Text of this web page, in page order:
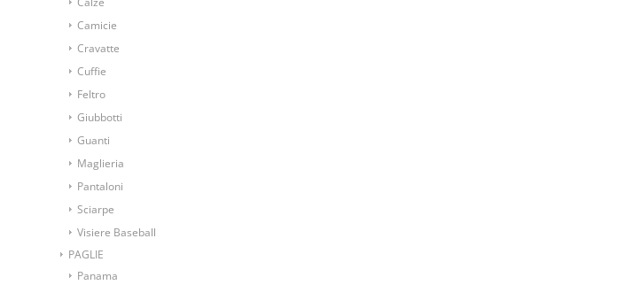
Camicie
Cravatte
Cuffie
Feltro
Giubbotti
Guanti
Maglieria
Pantaloni
Sciarpe
Visiere Baseball
PAGLIE
Panama